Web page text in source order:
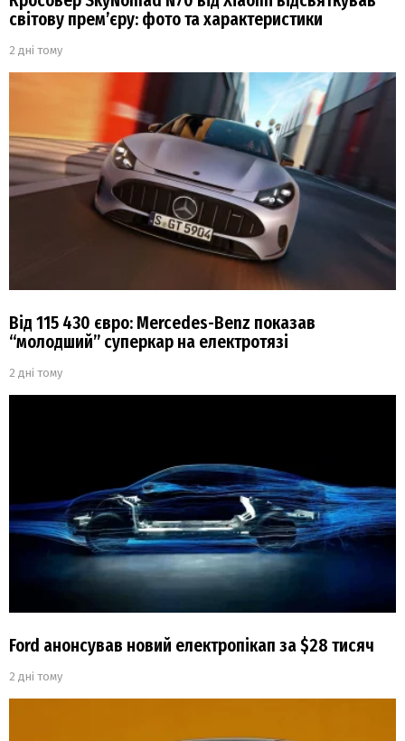
світову прем’єру: фото та характеристики
2 дні тому
Від 115 430 євро: Mercedes-Benz показав
“молодший” суперкар на електротязі
2 дні тому
Ford анонсував новий електропікап за $28 тисяч
2 дні тому